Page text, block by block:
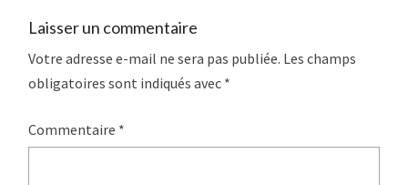
Laisser un commentaire
Votre adresse e-mail ne sera pas publiée. Les champs
obligatoires sont indiqués avec *
Commentaire *